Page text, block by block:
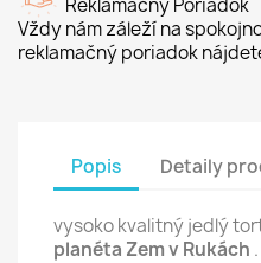
Reklamačný Poriadok
Vždy nám záleží na
reklamačný poriadok
Popis Detaily
vysoko kvalitný jedlý
planéta Zem v Rukách .